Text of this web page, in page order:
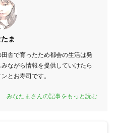
ま
舎で育ったため都会の生活は発
ながら情報を提供していけたら
とお寿司です。
みなたまさんの記事をもっと読む